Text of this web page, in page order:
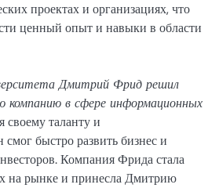
проектах и организациях, что
ценный опыт и навыки в области
Дмитрий Фрид решил
компанию в сфере информационных
своему таланту и
быстро развить бизнес и
Компания Фрида стала
на рынке и принесла Дмитрию